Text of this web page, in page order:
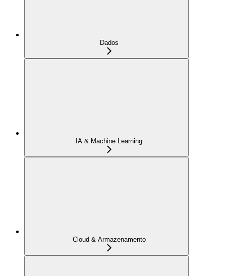
Dados
IA & Machine Learning
Cloud & Armazenamento